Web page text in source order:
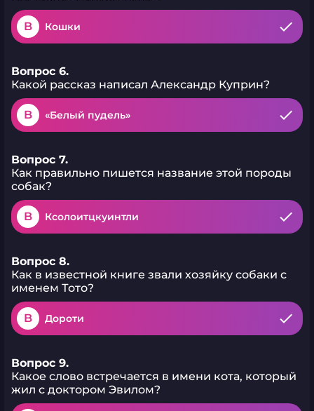
B Кошки
Вопрос 6.
Какой рассказ написал Александр Куприн?
B «Белый пудель»
Вопрос 7.
Как правильно пишется название этой породы
собак?
B Ксолоитцкуинтли
Вопрос 8.
Как в известной книге звали хозяйку собаки с
именем Тото?
B Дороти
Вопрос 9.
Какое слово встречается в имени кота, который
жил с доктором Эвилом?